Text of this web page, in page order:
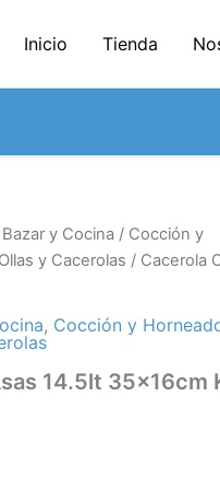
Inicio Tienda
Bazar y Cocina / Cocción y
Ollas y Cacerolas / Cacerola
, Cocción y
14.5lt 35x16cm